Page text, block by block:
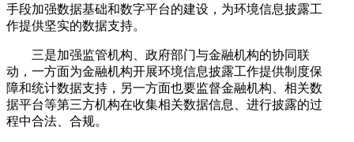
手段加强数据基础和数字平台的建设，为环境信息披露工
作提供坚实的数据支持。
三是加强监管机构、政府部门与金融机构的协同联
动，一方面为金融机构开展环境信息披露工作提供制度保
障和统计数据支持，另一方面也要监督金融机构、相关数
据平台等第三方机构在收集相关数据信息、进行披露的过
程中合法、合规。